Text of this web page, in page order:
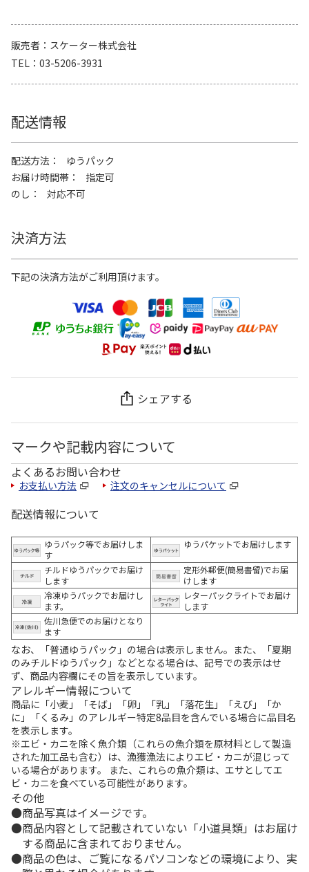
販売者
スケーター株式会社
TEL
03-5206-3931
配送情報
配送方法
ゆうパック
お届け時間帯
指定可
のし
対応不可
決済方法
下記の決済方法がご利用頂けます。
シェアする
マークや記載内容について
よくあるお問い合わせ
お支払い方法 注文のキャンセルについて
配送情報について
ゆうパック等でお届けしま
す
ゆうパケットでお届けします
チルドゆうパックでお届け
します
定形外郵便(簡易書留)でお届
けします
冷凍ゆうパックでお届けし
ます。
レターパックライトでお届け
します
佐川急便でのお届けとなり
ます
なお、「普通ゆうパック」の場合は表示しません。また、「夏期
のみチルドゆうパック」などとなる場合は、記号での表示はせ
ず、商品内容欄にその旨を表示しています。
アレルギー情報について
商品に「小麦」「そば」「卵」「乳」「落花生」「えび」「か
に」「くるみ」のアレルギー特定8品目を含んでいる場合に品目名
を表示します。
※エビ・カニを除く魚介類（これらの魚介類を原材料として製造
された加工品も含む）は、漁獲漁法によりエビ・カニが混じって
いる場合があります。 また、これらの魚介類は、エサとしてエ
ビ・カニを食べている可能性があります。
その他
商品写真はイメージです。
商品内容として記載されていない「小道具類」はお届け
する商品に含まれておりません。
商品の色は、ご覧になるパソコンなどの環境により、実